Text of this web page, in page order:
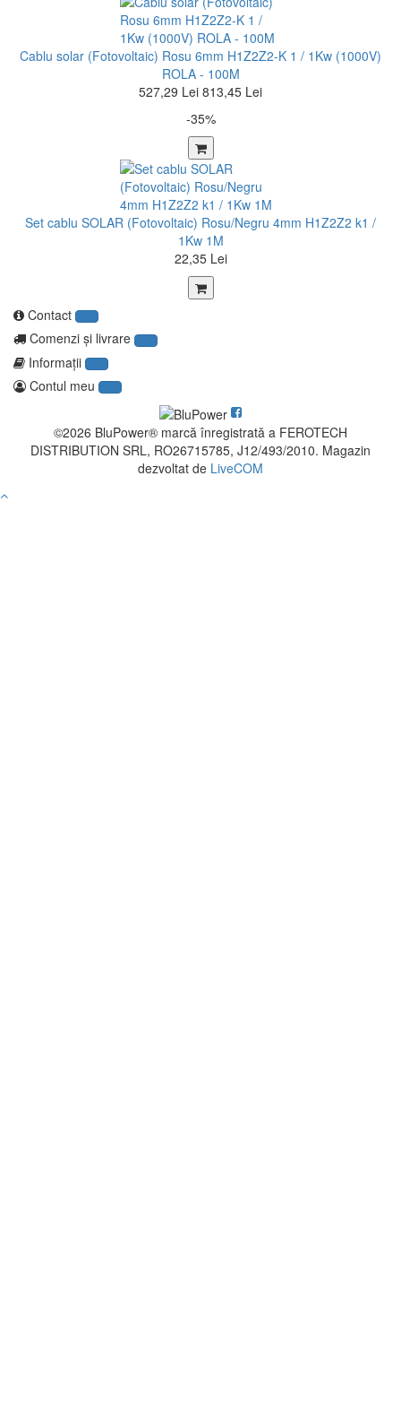
Cablu solar (Fotovoltaic) Rosu 6mm H1Z2Z2-K 1 / 1Kw (1000V)
ROLA - 100M
527,29 Lei 813,45 Lei
-35%
Set cablu SOLAR (Fotovoltaic) Rosu/Negru 4mm H1Z2Z2 k1 /
1Kw 1M
22,35 Lei
Contact
Comenzi şi livrare
Informaţii
Contul meu
©2026 BluPower® marcă înregistrată a FEROTECH
DISTRIBUTION SRL, RO26715785, J12/493/2010. Magazin
dezvoltat de LiveCOM